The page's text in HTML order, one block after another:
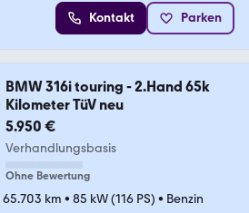
Kontakt Parken
BMW 316i touring - 2.Hand 65k
Kilometer TüV neu
5.950 €
Verhandlungsbasis
Ohne Bewertung
65.703 km • 85 kW (116 PS) • Benzin